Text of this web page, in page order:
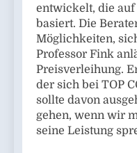
entwickelt, die
basiert. Die
Möglichkeiten,
Professor Fink
Preisverleihung.
der sich bei TOP
sollte davon
gehen, wenn wir
seine Leistung